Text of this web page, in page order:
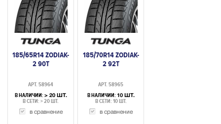
185/65R14 ZODIAK-
2 90T
АРТ. 58964
В НАЛИЧИИ: > 20 ШТ.
В СЕТИ: > 20 ШТ.
в сравнение
185/70R14 ZODIAK-
2 92T
АРТ. 58965
В НАЛИЧИИ: 10 ШТ.
В СЕТИ: 10 ШТ.
в сравнение